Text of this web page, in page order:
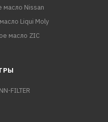
масло Nissan
Liqui Moly
масло ZIC
FILTER